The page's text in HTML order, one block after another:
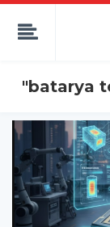
"batarya